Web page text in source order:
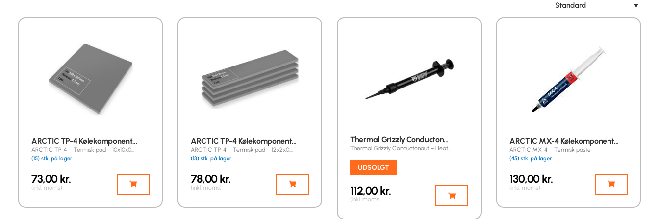
Standard ▼
ARCTIC TP-4 Kølekomponent…
ARCTIC TP-4 – Termisk pad – 10x10x0…
(15) stk. på lager
73,00kr.
(inkl. moms)
ARCTIC TP-4 Kølekomponent…
ARCTIC TP-4 – Termisk pad – 12x2x0.…
(13) stk. på lager
78,00kr.
(inkl. moms)
Thermal Grizzly Conducton…
Thermal Grizzly Conductonaut – Heat…
UDSOLGT
112,00kr.
(inkl. moms)
ARCTIC MX-4 Kølekomponent…
ARCTIC MX-4 – Termisk paste
(45) stk. på lager
130,00kr.
(inkl. moms)